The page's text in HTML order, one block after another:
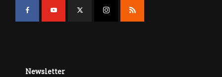
Newsletter